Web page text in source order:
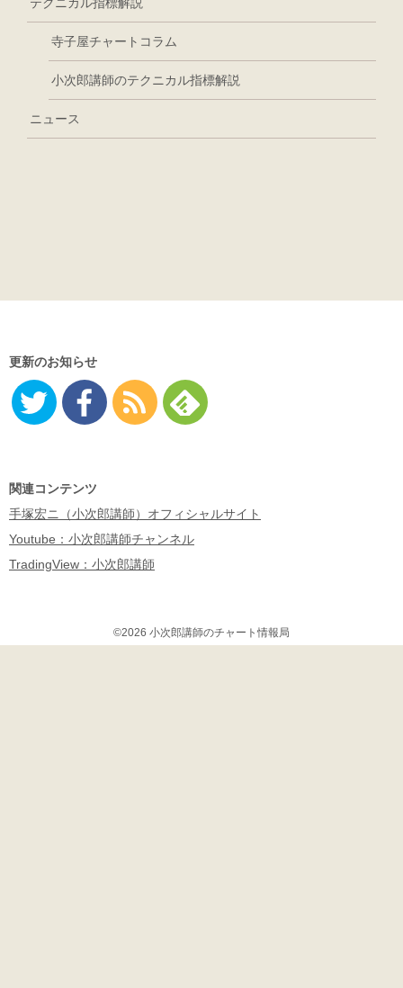
寺子屋チャートコラム
小次郎講師のテクニカル指標解説
ニュース
更新のお知らせ
関連コンテンツ
手塚宏ニ（小次郎講師）オフィシャルサイト
Youtube：小次郎講師チャンネル
TradingView：小次郎講師
©2026 小次郎講師のチャート情報局